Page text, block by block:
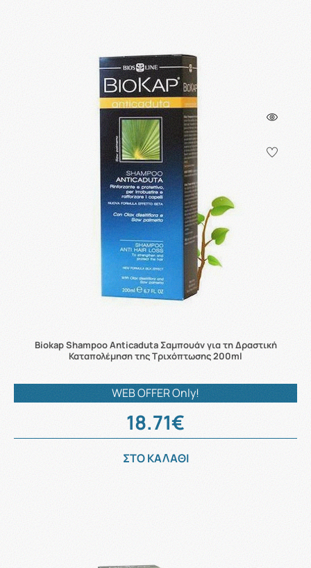
Biokap Shampoo Anticaduta Σαμπουάν για τη Δραστική
Καταπολέμηση της Τριχόπτωσης 200ml
WEB OFFER Only!
18.71€
ΣΤΟ ΚΑΛΑΘΙ